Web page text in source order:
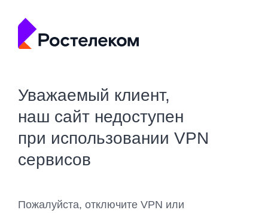
Уважаемый клиент,
наш сайт недоступен
при использовании VPN
сервисов
Пожалуйста, отключите VPN или